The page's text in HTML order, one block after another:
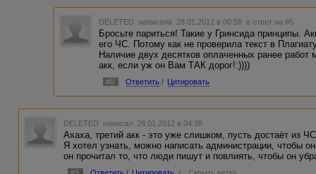
DELETED написала 28.01.2012 в 00:58 в ответ на #5
Бросьте париться! Такие у Гринсида принципы.
его ЧС. Потому как не проверила текст в
Наличие двух десятков оплаченных ранее
акк, если уж он Вам ТАК дорог!:))))
#8 Ответить / Цитировать
DELETED написал 28.01.2012 в 04:38
Ахаха, третий акк - это уже слишком, пусть достаёт из
Я хотел узнать, можно написать администрации, чтобы
он прочитал то, что люди пишут и повлиять, чтобы он